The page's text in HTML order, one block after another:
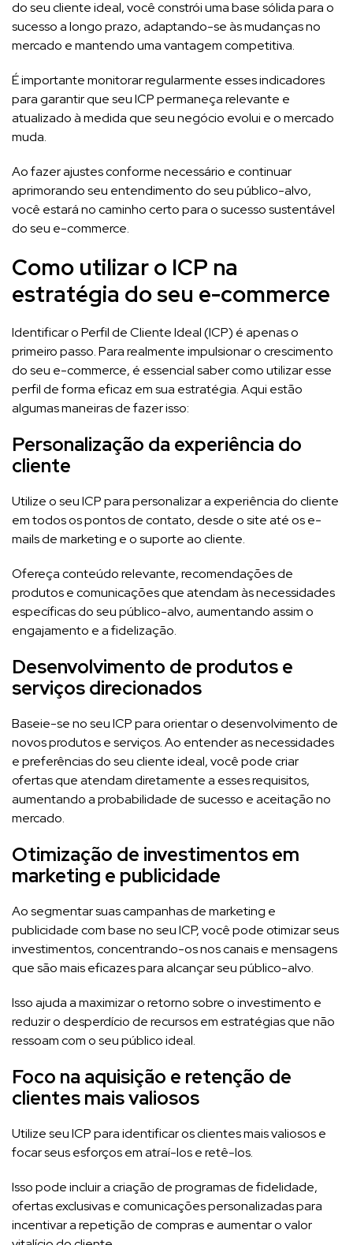
do seu cliente ideal, você constrói uma base sólida para o
sucesso a longo prazo, adaptando-se às mudanças no
mercado e mantendo uma vantagem competitiva.
É importante monitorar regularmente esses indicadores
para garantir que seu ICP permaneça relevante e
atualizado à medida que seu negócio evolui e o mercado
muda.
Ao fazer ajustes conforme necessário e continuar
aprimorando seu entendimento do seu público-alvo,
você estará no caminho certo para o sucesso sustentável
do seu e-commerce.
Como utilizar o ICP na
estratégia do seu e-commerce
Identificar o Perfil de Cliente Ideal (ICP) é apenas o
primeiro passo. Para realmente impulsionar o crescimento
do seu e-commerce, é essencial saber como utilizar esse
perfil de forma eficaz em sua estratégia. Aqui estão
algumas maneiras de fazer isso:
Personalização da experiência do
cliente
Utilize o seu ICP para personalizar a experiência do cliente
em todos os pontos de contato, desde o site até os e-
mails de marketing e o suporte ao cliente.
Ofereça conteúdo relevante, recomendações de
produtos e comunicações que atendam às necessidades
específicas do seu público-alvo, aumentando assim o
engajamento e a fidelização.
Desenvolvimento de produtos e
serviços direcionados
Baseie-se no seu ICP para orientar o desenvolvimento de
novos produtos e serviços. Ao entender as necessidades
e preferências do seu cliente ideal, você pode criar
ofertas que atendam diretamente a esses requisitos,
aumentando a probabilidade de sucesso e aceitação no
mercado.
Otimização de investimentos em
marketing e publicidade
Ao segmentar suas campanhas de marketing e
publicidade com base no seu ICP, você pode otimizar seus
investimentos, concentrando-os nos canais e mensagens
que são mais eficazes para alcançar seu público-alvo.
Isso ajuda a maximizar o retorno sobre o investimento e
reduzir o desperdício de recursos em estratégias que não
ressoam com o seu público ideal.
Foco na aquisição e retenção de
clientes mais valiosos
Utilize seu ICP para identificar os clientes mais valiosos e
focar seus esforços em atraí-los e retê-los.
Isso pode incluir a criação de programas de fidelidade,
ofertas exclusivas e comunicações personalizadas para
incentivar a repetição de compras e aumentar o valor